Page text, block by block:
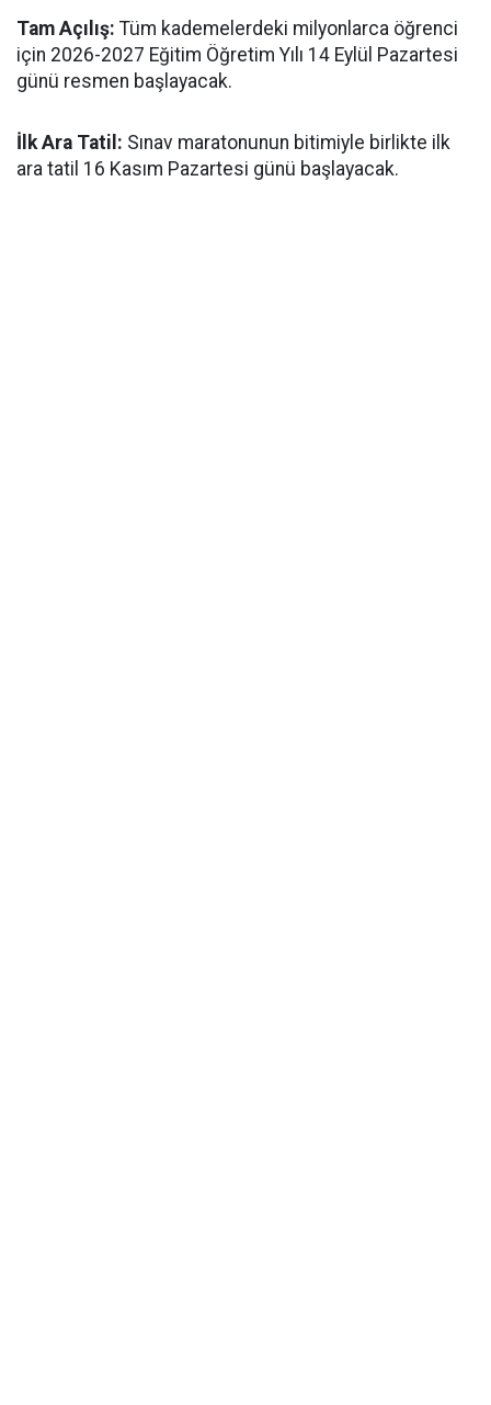
​Tam Açılış: Tüm kademelerdeki milyonlarca öğrenci
için 2026-2027 Eğitim Öğretim Yılı 14 Eylül Pazartesi
günü resmen başlayacak.
İlk Ara Tatil: Sınav maratonunun bitimiyle birlikte ilk
ara tatil 16 Kasım Pazartesi günü başlayacak.